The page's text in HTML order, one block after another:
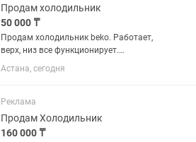
Продам холодильник
50 000 ₸
Продам холодильник beko. Работает,
верх, низ все функционирует.
Самовывоз, торг
Астана, сегодня
Реклама
Продам Холодильник
160 000 ₸